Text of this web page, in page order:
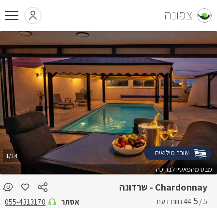
צפונה
Chardonnay - שרדונה
5 /
5 אסתר 055-4313170
מבט מהפאטיו לבריכה
1/14 שובר מילואים